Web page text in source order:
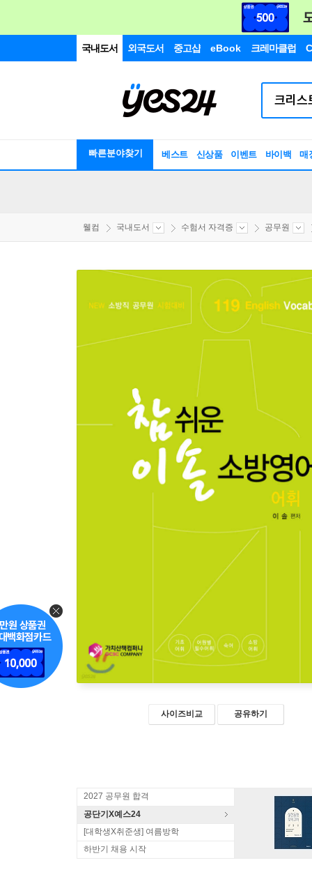
국내도서 외국도서 중고샵 eBook 크레마클럽
빠른분야찾기 베스트 신상품 이벤트 바이백 매
웰컴 국내도서 수험서 자격증 공무원
사이즈비교 공유하기
2027 공무원 합격
공단기X예스24
[대학생X취준생] 여름방학
하반기 채용 시작